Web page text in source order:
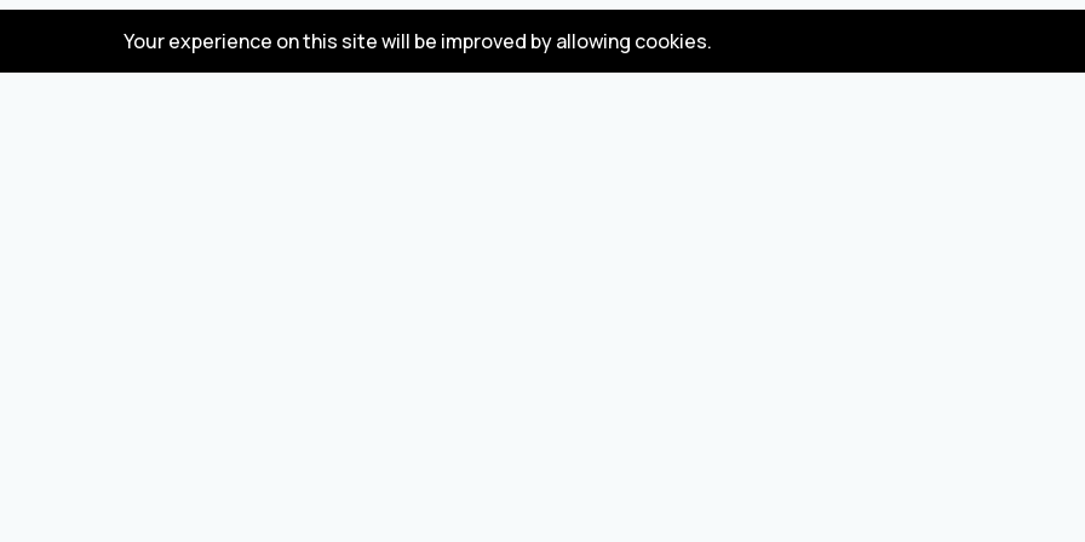
Your experience on this site will be improved by allowing cookies.